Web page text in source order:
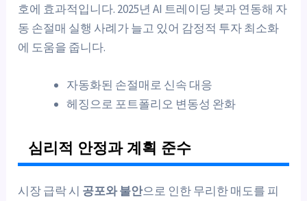
호에 효과적입니다. 2025년 AI 트레이딩 봇과 연동해 자
동 손절매 실행 사례가 늘고 있어 감정적 투자 최소화
에 도움을 줍니다.
자동화된 손절매로 신속 대응
헤징으로 포트폴리오 변동성 완화
심리적 안정과 계획 준수
시장 급락 시 공포와 불안으로 인한 무리한 매도를 피